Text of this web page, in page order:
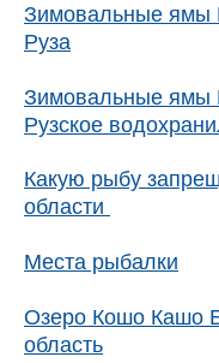
Зимовальные ямы
Руза
Зимовальные ямы
Рузское
Какую рыбу
области
Места рыбалки
Озеро Кошо Кашо
область